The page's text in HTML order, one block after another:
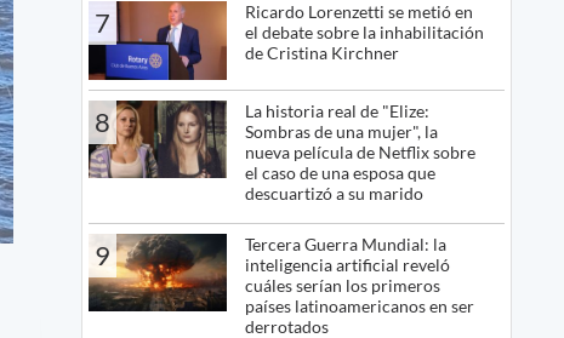
7
Ricardo Lorenzetti se metió en
el debate sobre la inhabilitación
de Cristina Kirchner
8
La historia real de "Elize:
Sombras de una mujer", la
nueva película de Netflix sobre
el caso de una esposa que
descuartizó a su marido
9
Tercera Guerra Mundial: la
inteligencia artificial reveló
cuáles serían los primeros
países latinoamericanos en ser
derrotados